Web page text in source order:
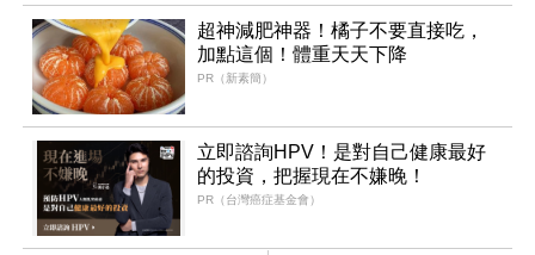
超神減肥神器！橘子不要直接吃，
加點這個！體重天天下降
PR（新素簡）
立即諮詢HPV！是對自己健康最好
的投資，把握現在不嫌晚！
PR（台灣癌症基金會）